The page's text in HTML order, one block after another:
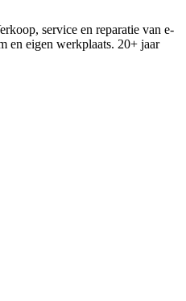
service en reparatie van e-
en eigen werkplaats. 20+ jaar